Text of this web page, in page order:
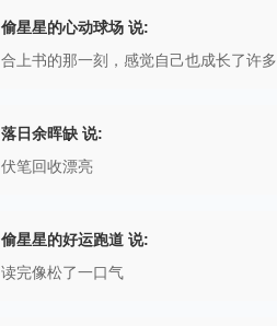
偷星星的心动球场 说:
合上书的那一刻，感觉自己也成长了许
落日余晖缺 说:
伏笔回收漂亮
偷星星的好运跑道 说:
读完像松了一口气